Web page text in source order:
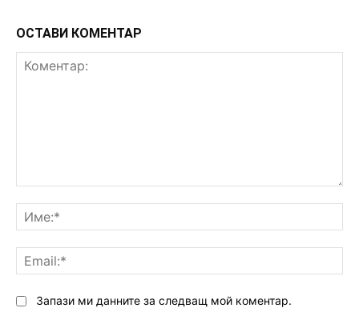
ОСТАВИ КОМЕНТАР
Запази ми данните за следващ мой коментар.